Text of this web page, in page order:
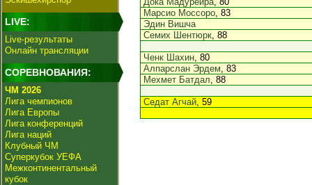
LIVE:
Live-результаты
Онлайн трансляции
СОРЕВНОВАНИЯ:
ЧМ 2026
Лига чемпионов
Лига Европы
Лига конференций
Лига наций
Клубный ЧМ
Суперкубок УЕФА
Межконтинентальный
кубок
Марсио Моссоро, 83
Эдин Вишча
Семих Шентюрк, 88
Ченк Шахин, 80
Алпарслан Эрдем, 83
Мехмет Батдал, 88
Седат Агчай, 59